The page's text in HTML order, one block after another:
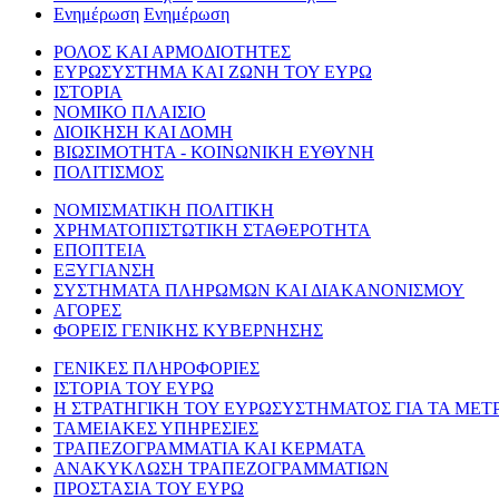
Ενημέρωση Ενημέρωση
ΡΟΛΟΣ ΚΑΙ ΑΡΜΟΔΙΟΤΗΤΕΣ
ΕΥΡΩΣΥΣΤΗΜΑ ΚΑΙ ΖΩΝΗ ΤΟΥ ΕΥΡΩ
ΙΣΤΟΡΙΑ
ΝΟΜΙΚΟ ΠΛΑΙΣΙΟ
ΔΙΟΙΚΗΣΗ ΚΑΙ ΔΟΜΗ
ΒΙΩΣΙΜΟΤΗΤΑ - ΚΟΙΝΩΝΙΚΗ ΕΥΘΥΝΗ
ΠΟΛΙΤΙΣΜΟΣ
ΝΟΜΙΣΜΑΤΙΚΗ ΠΟΛΙΤΙΚΗ
ΧΡΗΜΑΤΟΠΙΣΤΩΤΙΚΗ ΣΤΑΘΕΡΟΤΗΤΑ
ΕΠΟΠΤΕΙΑ
ΕΞΥΓΙΑΝΣΗ
ΣΥΣΤΗΜΑΤΑ ΠΛΗΡΩΜΩΝ ΚΑΙ ΔΙΑΚΑΝΟΝΙΣΜΟΥ
ΑΓΟΡΕΣ
ΦΟΡΕΙΣ ΓΕΝΙΚΗΣ ΚΥΒΕΡΝΗΣΗΣ
ΓΕΝΙΚΕΣ ΠΛΗΡΟΦΟΡΙΕΣ
ΙΣΤΟΡΙΑ ΤΟΥ ΕΥΡΩ
Η ΣΤΡΑΤΗΓΙΚΗ ΤΟΥ ΕΥΡΩΣΥΣΤΗΜΑΤΟΣ ΓΙΑ ΤΑ
ΤΑΜΕΙΑΚΕΣ ΥΠΗΡΕΣΙΕΣ
ΤΡΑΠΕΖΟΓΡΑΜΜΑΤΙΑ ΚΑΙ ΚΕΡΜΑΤΑ
ΑΝΑΚΥΚΛΩΣΗ ΤΡΑΠΕΖΟΓΡΑΜΜΑΤΙΩΝ
ΠΡΟΣΤΑΣΙΑ ΤΟΥ ΕΥΡΩ